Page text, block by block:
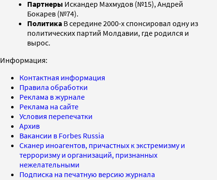
Партнеры Искандер Махмудов (№15), Андрей
Бокарев (№74).
Политика В середине 2000-х спонсировал одну из
политических партий Молдавии, где родился и
вырос.
Информация:
Контактная информация
Правила обработки
Реклама в журнале
Реклама на сайте
Условия перепечатки
Архив
Вакансии в Forbes Russia
Сканер иноагентов, причастных к экстремизму и
терроризму и организаций, признанных
нежелательными
Подписка на печатную версию журнала